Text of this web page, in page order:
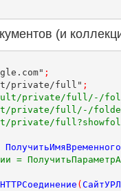
(и
;
private/full" ;
private/full/-/
private/full/-/
private/
=
HTTPСоединение (СайтУРЛ